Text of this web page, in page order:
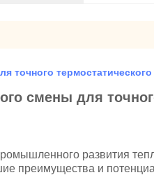
термостатического
смены для
развития
преимущества и